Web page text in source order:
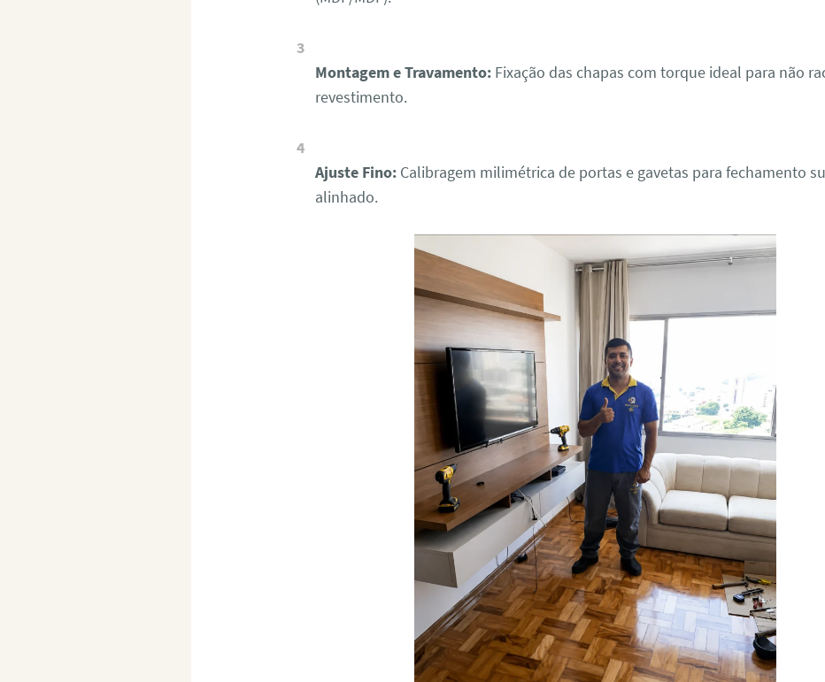
Montagem e Travamento: Fixação das chapas com torque ideal para não
revestimento.
Ajuste Fino: Calibragem milimétrica de portas e gavetas para fechamento
alinhado.